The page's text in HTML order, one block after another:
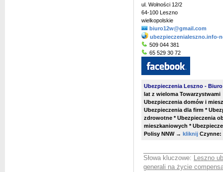
ul. Wolności 12/2
64-100 Leszno
wielkopolskie
biuro12w@gmail.com
ubezpieczenialeszno.info-
509 044 381
65 529 30 72
Ubezpieczenia Leszno -
lat z wieloma
Ubezpieczenia domów i
Ubezpieczenia dla firm *
zdrowotne * Ubezpieczenia
mieszkaniowych *
Polisy NNW → kliknij Czynne:
Słowa kluczowe: Leszno
generali na życie